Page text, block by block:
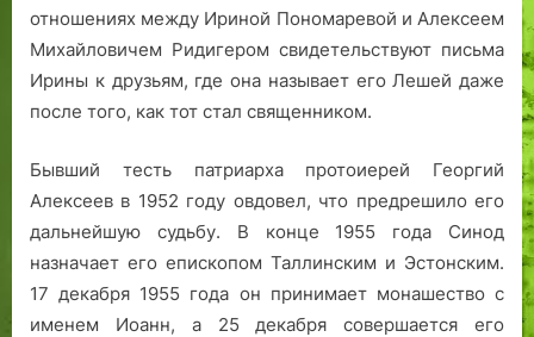
отношениях между Ириной Пономаревой и Алексеем
Михайловичем Ридигером свидетельствуют письма
Ирины к друзьям, где она называет его Лешей даже
после того, как тот стал священником.
Бывший тесть патриарха протоиерей Георгий
Алексеев в 1952 году овдовел, что предрешило его
дальнейшую судьбу. В конце 1955 года Синод
назначает его епископом Таллинским и Эстонским.
17 декабря 1955 года он принимает монашество с
именем Иоанн, а 25 декабря совершается его